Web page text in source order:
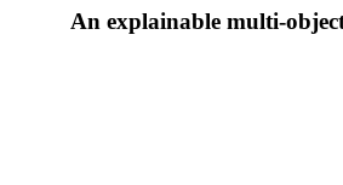
An explainable multi-